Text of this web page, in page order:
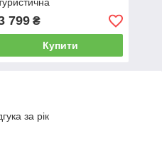
799₴
Купити
за рік